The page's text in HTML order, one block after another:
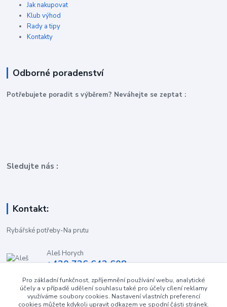
Jak nakupovat
Klub výhod
Rady a tipy
Kontakty
Odborné poradenství
Potřebujete poradit s výběrem? Neváhejte se zeptat :
Sledujte nás :
Kontakt:
Rybářské potřeby-Na prutu
Aleš Horych
+420 736 642 608
obchod-naprutu@seznam.cz
Pro základní funkčnost, zpříjemnění používání webu, analytické
účely a v případě udělení souhlasu také pro účely cílení reklamy
využíváme soubory cookies. Nastavení vlastních preferencí
cookies můžete kdykoli upravit odkazem ve spodní části stránek.